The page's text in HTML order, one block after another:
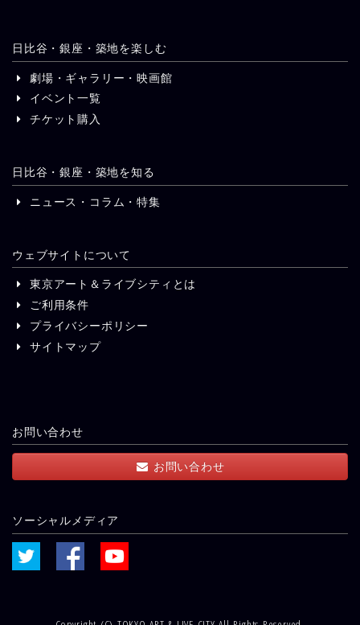
日比谷・銀座・築地を楽しむ
劇場・ギャラリー・映画館
イベント一覧
チケット購入
日比谷・銀座・築地を知る
ニュース・コラム・特集
ウェブサイトについて
東京アート＆ライブシティとは
ご利用条件
プライバシーポリシー
サイトマップ
お問い合わせ
お問い合わせ
ソーシャルメディア